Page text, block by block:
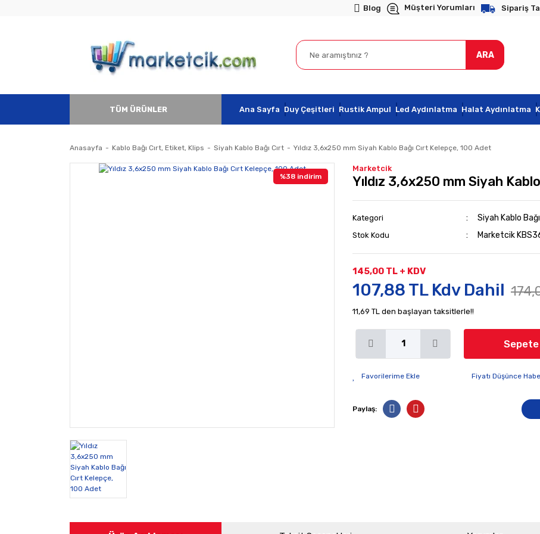
Blog Müşteri Yorumları Sipariş
ARA
TÜM ÜRÜNLER Ana Sayfa Duy Çeşitleri Rustik Ampul Led Aydınlatma Halat Aydınlatma
Anasayfa Kablo Bağı Cırt, Etiket, Klips Siyah Kablo Bağı Cırt Yıldız 3,6x250 mm Siyah Kablo Bağı Cırt Kelepçe, 100 Adet
%38 indirim
Marketcik
Yıldız 3,6x250 mm Siyah
Kategori Siyah Kablo
Stok Kodu Marketcik
145,00 TL + KDV
107,88 TL Kdv Dahil
11,69 TL den başlayan taksitlerle!!
Sepete
Fiyatı Düşünce
Paylaş: